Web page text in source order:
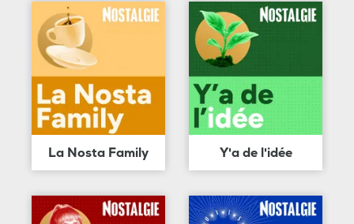
La Nosta Family Y'a de l'idée